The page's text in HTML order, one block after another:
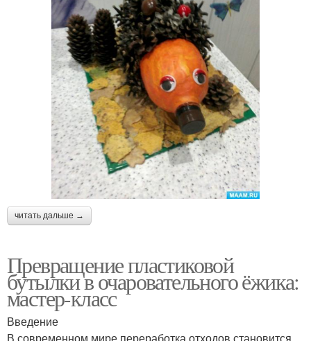
читать дальше →
Превращение пластиковой
бутылки в очаровательного ёжика:
мастер-класс
Введение
В современном мире переработка отходов становится